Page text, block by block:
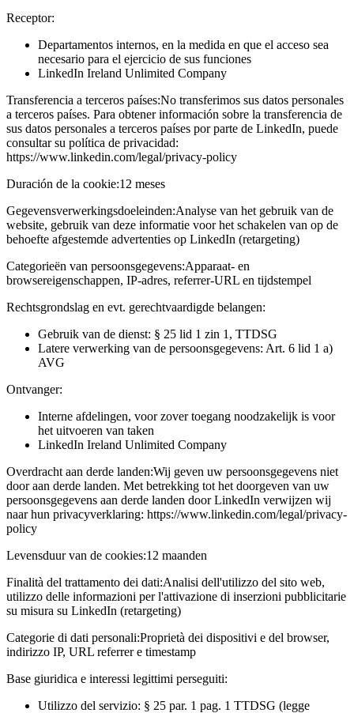
Receptor:
Departamentos internos, en la medida en que el acceso sea
necesario para el ejercicio de sus funciones
LinkedIn Ireland Unlimited Company
Transferencia a terceros países:No transferimos sus datos personales
a terceros países. Para obtener información sobre la transferencia de
sus datos personales a terceros países por parte de LinkedIn, puede
consultar su política de privacidad:
https://www.linkedin.com/legal/privacy-policy
Duración de la cookie:12 meses
Gegevensverwerkingsdoeleinden:Analyse van het gebruik van de
website, gebruik van deze informatie voor het schakelen van op de
behoefte afgestemde advertenties op LinkedIn (retargeting)
Categorieën van persoonsgegevens:Apparaat- en
browsereigenschappen, IP-adres, referrer-URL en tijdstempel
Rechtsgrondslag en evt. gerechtvaardigde belangen:
Gebruik van de dienst: § 25 lid 1 zin 1, TTDSG
Latere verwerking van de persoonsgegevens: Art. 6 lid 1 a)
AVG
Ontvanger:
Interne afdelingen, voor zover toegang noodzakelijk is voor
het uitvoeren van taken
LinkedIn Ireland Unlimited Company
Overdracht aan derde landen:Wij geven uw persoonsgegevens niet
door aan derde landen. Met betrekking tot het doorgeven van uw
persoonsgegevens aan derde landen door LinkedIn verwijzen wij
naar hun privacyverklaring: https://www.linkedin.com/legal/privacy-
policy
Levensduur van de cookies:12 maanden
Finalità del trattamento dei dati:Analisi dell'utilizzo del sito web,
utilizzo delle informazioni per l'attivazione di inserzioni pubblicitarie
su misura su LinkedIn (retargeting)
Categorie di dati personali:Proprietà dei dispositivi e del browser,
indirizzo IP, URL referrer e timestamp
Base giuridica e interessi legittimi perseguiti:
Utilizzo del servizio: § 25 par. 1 pag. 1 TTDSG (legge